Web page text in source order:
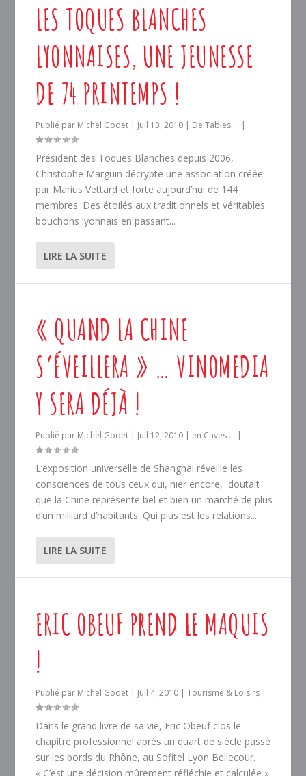
LES TOQUES BLANCHES
LYONNAISES, UNE JEUNESSE
DE 74 PRINTEMPS !
Publié par Michel Godet | Juil 13, 2010 | De Tables ... |
Président des Toques Blanches depuis 2006,
Christophe Marguin décrypte une association créée
par Marius Vettard et forte aujourd’hui de 144
membres. Des étoilés aux traditionnels et véritables
bouchons lyonnais en passant...
LIRE LA SUITE
« QUAND LA CHINE
S’ÉVEILLERA » … VINOMEDIA
Y SERA DÉJÀ !
Publié par Michel Godet | Juil 12, 2010 | en Caves ... |
L’exposition universelle de Shanghai réveille les
consciences de tous ceux qui, hier encore, doutait
que la Chine représente bel et bien un marché de plus
d’un milliard d’habitants. Qui plus est les relations...
LIRE LA SUITE
ERIC OBEUF PREND LE MAQUIS
!
Publié par Michel Godet | Juil 4, 2010 |Tourisme & Loisirs |
Dans le grand livre de sa vie, Eric Obeuf clos le
chapitre professionnel après un quart de siècle passé
sur les bords du Rhône, au Sofitel Lyon Bellecour.
« C’est une décision mûrement réfléchie et calculée »